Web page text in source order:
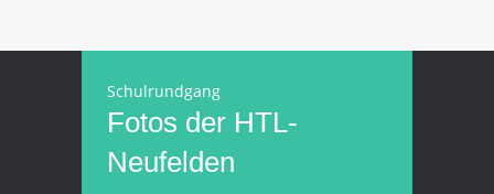
Schulrundgang
Fotos der HTL-
Neufelden